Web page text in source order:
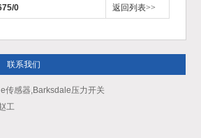
0 返回列表>>
联系我们
传感器,Barksdale压力开关
工